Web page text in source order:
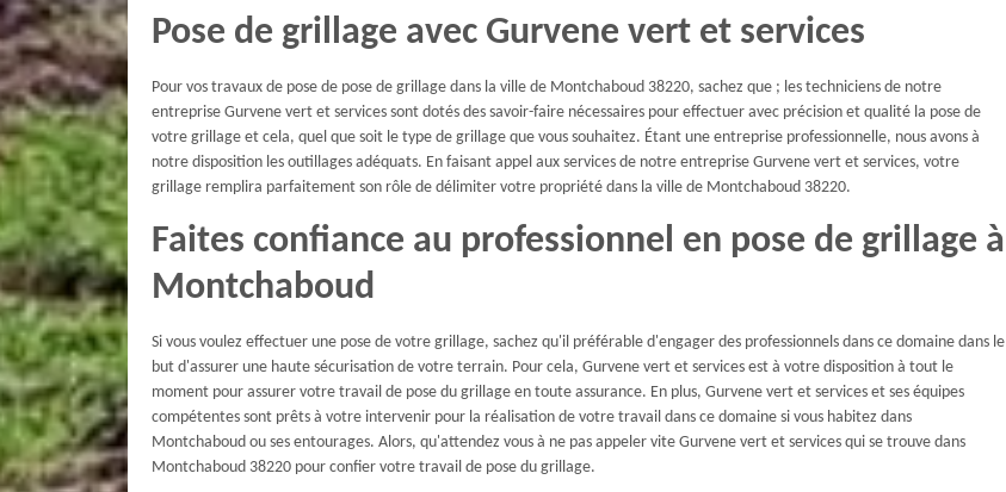
Pose de grillage avec Gurvene vert et services
Pour vos travaux de pose de pose de grillage dans la ville de Montchaboud 38220, sachez que ; les techniciens de notre
entreprise Gurvene vert et services sont dotés des savoir-faire nécessaires pour effectuer avec précision et qualité la pose de
votre grillage et cela, quel que soit le type de grillage que vous souhaitez. Étant une entreprise professionnelle, nous avons à
notre disposition les outillages adéquats. En faisant appel aux services de notre entreprise Gurvene vert et services, votre
grillage remplira parfaitement son rôle de délimiter votre propriété dans la ville de Montchaboud 38220.
Faites confiance au professionnel en pose de grillage à
Montchaboud
Si vous voulez effectuer une pose de votre grillage, sachez qu'il préférable d'engager des professionnels dans ce domaine dans le
but d'assurer une haute sécurisation de votre terrain. Pour cela, Gurvene vert et services est à votre disposition à tout le
moment pour assurer votre travail de pose du grillage en toute assurance. En plus, Gurvene vert et services et ses équipes
compétentes sont prêts à votre intervenir pour la réalisation de votre travail dans ce domaine si vous habitez dans
Montchaboud ou ses entourages. Alors, qu'attendez vous à ne pas appeler vite Gurvene vert et services qui se trouve dans
Montchaboud 38220 pour confier votre travail de pose du grillage.